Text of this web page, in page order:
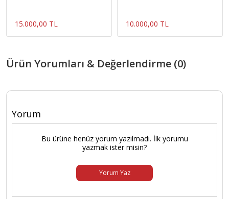
15.000,00 TL 10.000,00 TL
Ürün Yorumları & Değerlendirme (0)
Yorum
Bu ürüne henüz yorum yazılmadı. İlk yorumu
yazmak ister misin?
Yorum Yaz